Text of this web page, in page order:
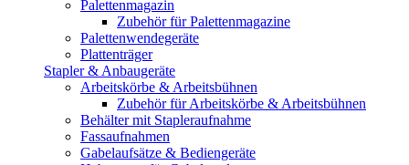
Palettenmagazin
Zubehör für Palettenmagazine
Palettenwendegeräte
Plattenträger
Stapler & Anbaugeräte
Arbeitskörbe & Arbeitsbühnen
Zubehör für Arbeitskörbe & Arbeitsbühnen
Behälter mit Stapleraufnahme
Fassaufnahmen
Gabelaufsätze & Bediengeräte